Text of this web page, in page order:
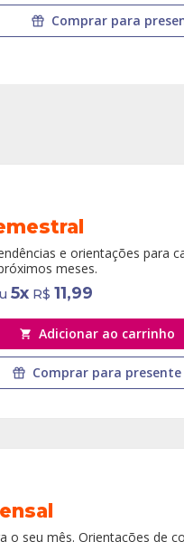
Comprar para
e orientações para
meses.
5x R$ 11,99
Adicionar ao carrinho
Comprar para presente
o seu mês. Orientações de